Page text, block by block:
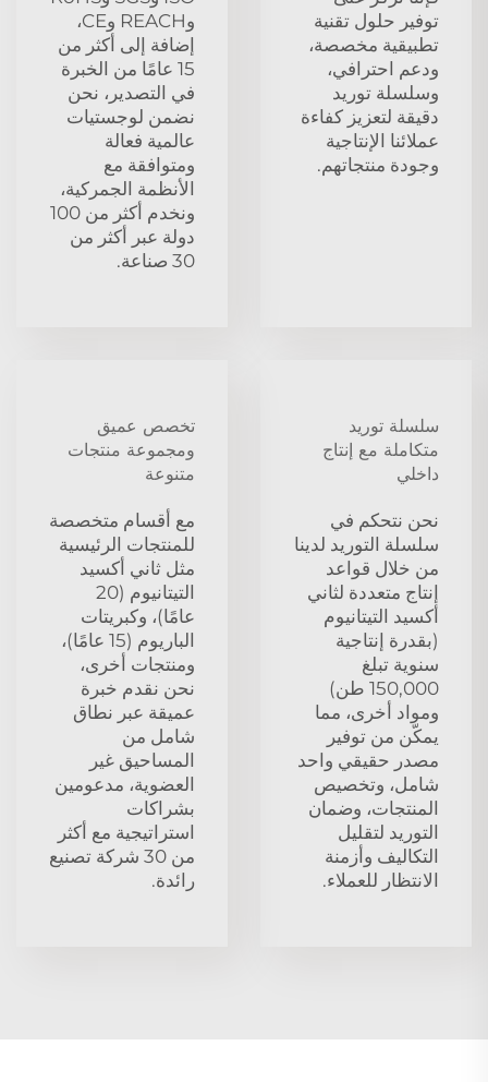
توفير حلول تقنية
تطبيقية مخصصة،
ودعم احترافي،
وسلسلة توريد
دقيقة لتعزيز كفاءة
عملائنا الإنتاجية
وجودة منتجاتهم.
وREACH وCE،
إضافة إلى أكثر من
15 عامًا من الخبرة
في التصدير، نحن
نضمن لوجستيات
عالمية فعالة
ومتوافقة مع
الأنظمة الجمركية،
ونخدم أكثر من 100
دولة عبر أكثر من
30 صناعة.
سلسلة توريد
متكاملة مع إنتاج
داخلي
نحن نتحكم في
سلسلة التوريد لدينا
من خلال قواعد
إنتاج متعددة لثاني
أكسيد التيتانيوم
(بقدرة إنتاجية
سنوية تبلغ
150,000 طن)
ومواد أخرى، مما
يمكّن من توفير
مصدر حقيقي واحد
شامل، وتخصيص
المنتجات، وضمان
التوريد لتقليل
التكاليف وأزمنة
الانتظار للعملاء.
تخصص عميق
ومجموعة منتجات
متنوعة
مع أقسام متخصصة
للمنتجات الرئيسية
مثل ثاني أكسيد
التيتانيوم (20
عامًا)، وكبريتات
الباريوم (15 عامًا)،
ومنتجات أخرى،
نحن نقدم خبرة
عميقة عبر نطاق
شامل من
المساحيق غير
العضوية، مدعومين
بشراكات
استراتيجية مع أكثر
من 30 شركة تصنيع
رائدة.